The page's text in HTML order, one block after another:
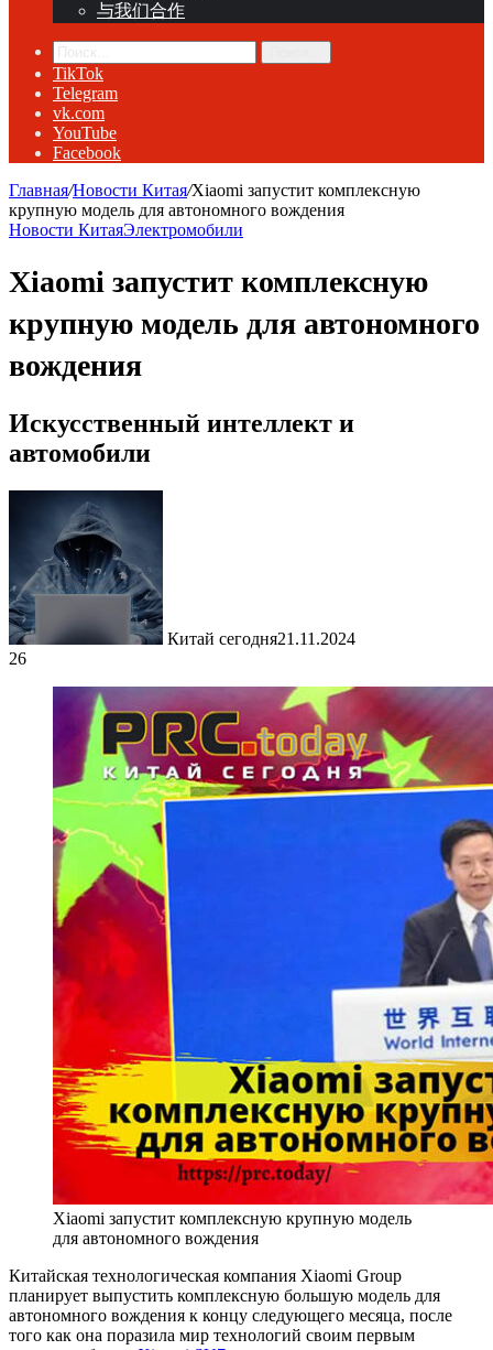
与我们合作
TikTok
Telegram
vk.com
YouTube
Facebook
Главная/Новости Китая/Xiaomi запустит комплексную
крупную модель для автономного вождения
Новости КитаяЭлектромобили
Xiaomi запустит комплексную
крупную модель для автономного
вождения
Искусственный интеллект и
автомобили
Китай сегодня21.11.2024
26
Xiaomi запустит комплексную крупную модель
для автономного вождения
Китайская технологическая компания Xiaomi Group
планирует выпустить комплексную большую модель для
автономного вождения к концу следующего месяца, после
того как она поразила мир технологий своим первым